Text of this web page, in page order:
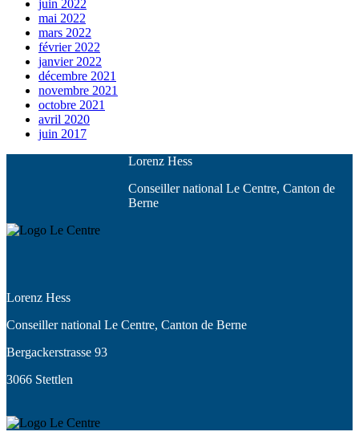
juin 2022
mai 2022
mars 2022
février 2022
janvier 2022
décembre 2021
novembre 2021
octobre 2021
avril 2020
juin 2017
Lorenz Hess
Conseiller national Le Centre, Canton de
Berne
Lorenz Hess
Conseiller national Le Centre, Canton de Berne
Bergackerstrasse 93
3066 Stettlen